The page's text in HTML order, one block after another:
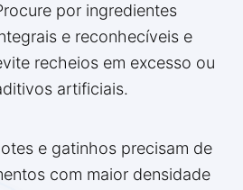
por ingredientes
e reconhecíveis e
recheios em excesso ou
artificiais.
e gatinhos precisam de
com maior densidade